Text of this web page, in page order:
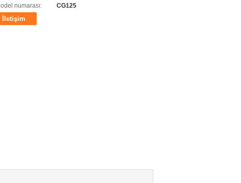
numarası:
CG125
İletişim